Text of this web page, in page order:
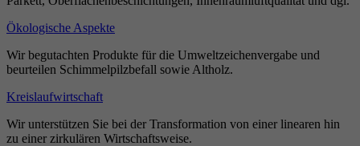
Ökologische Aspekte
Wir begutachten Produkte für die Umweltzeichenvergabe und
beurteilen Schimmelpilzbefall sowie Altholz.
Kreislaufwirtschaft
Wir unterstützen Sie bei der Transformation von einer linearen hin
zu einer zirkulären Wirtschaftsweise.